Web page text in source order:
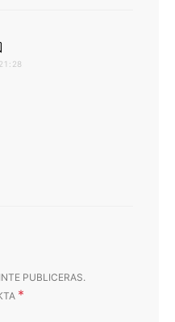
PUBLICERAS.
*